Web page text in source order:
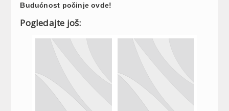
Budućnost počinje ovde!
Pogledajte još: